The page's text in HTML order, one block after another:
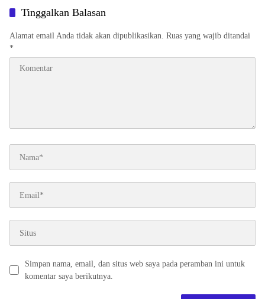
Tinggalkan Balasan
Alamat email Anda tidak akan dipublikasikan. Ruas yang wajib ditandai
*
Simpan nama, email, dan situs web saya pada peramban ini untuk
komentar saya berikutnya.